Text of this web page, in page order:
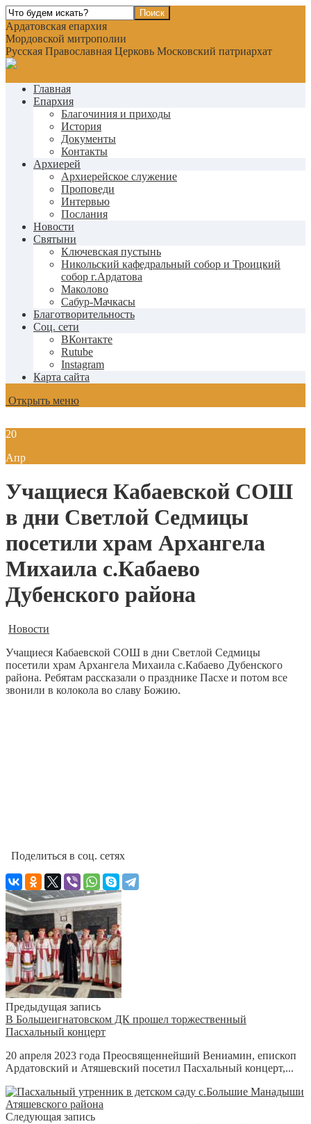
Ардатовская епархия
Мордовской митрополии
Русская Православная Церковь Московский патриархат
Главная
Епархия
Благочиния и приходы
История
Документы
Контакты
Архиерей
Архиерейское служение
Проповеди
Интервью
Послания
Новости
Святыни
Ключевская пустынь
Никольский кафедральный собор и Троицкий
собор г.Ардатова
Маколово
Сабур-Мачкасы
Благотворительность
Соц. сети
ВКонтакте
Rutube
Instagram
Карта сайта
Открыть меню
20
Апр
Учащиеся Кабаевской СОШ
в дни Светлой Седмицы
посетили храм Архангела
Михаила с.Кабаево
Дубенского района
Новости
Учащиеся Кабаевской СОШ в дни Светлой Седмицы
посетили храм Архангела Михаила с.Кабаево Дубенского
района. Ребятам рассказали о празднике Пасхе и потом все
звонили в колокола во славу Божию.
Поделиться в соц. сетях
Предыдущая запись
В Большеигнатовском ДК прошел торжественный
Пасхальный концерт
20 апреля 2023 года Преосвященнейший Вениамин, епископ
Ардатовский и Атяшевский посетил Пасхальный концерт,...
Следующая запись